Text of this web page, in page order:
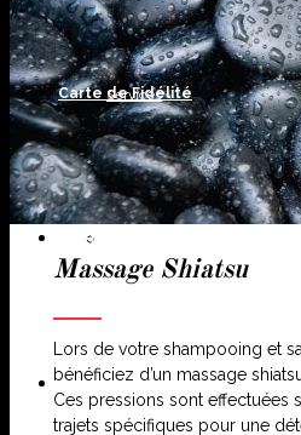
Services
Carte de Fidélité
Chèques cadeaux
Photos
Massage Shiatsu
Lors de votre shampooing et
bénéficiez d’un massage
Ces pressions sont effectuées
trajets spécifiques pour une